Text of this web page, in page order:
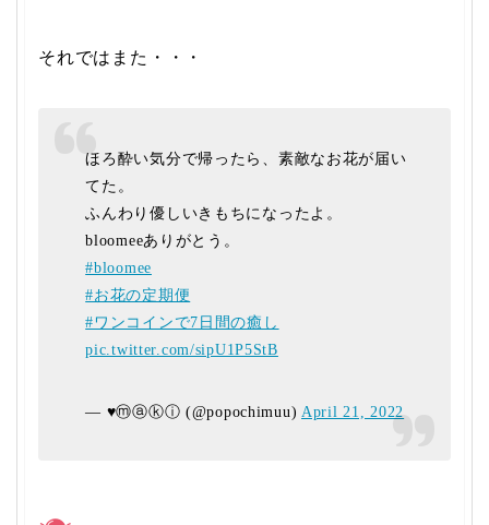
それではまた・・・
ほろ酔い気分で帰ったら、素敵なお花が届い
てた。
ふんわり優しいきもちになったよ。
bloomeeありがとう。
#bloomee
#お花の定期便
#ワンコインで7日間の癒し
pic.twitter.com/sipU1P5StB
— ♥️ⓜⓐⓚⓘ (@popochimuu) April 21, 2022